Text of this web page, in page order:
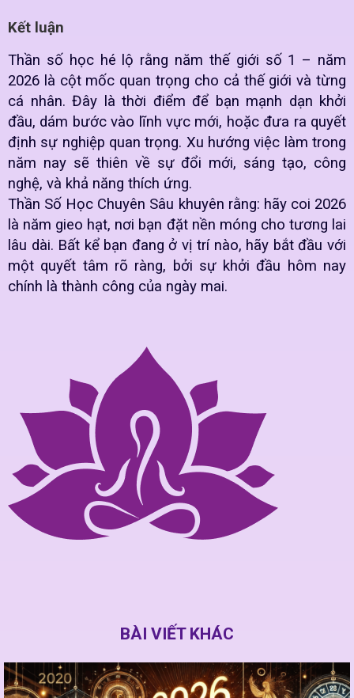
Kết luận
Thần số học hé lộ rằng năm thế giới số 1 – năm
2026 là cột mốc quan trọng cho cả thế giới và từng
cá nhân. Đây là thời điểm để bạn mạnh dạn khởi
đầu, dám bước vào lĩnh vực mới, hoặc đưa ra quyết
định sự nghiệp quan trọng. Xu hướng việc làm trong
năm nay sẽ thiên về sự đổi mới, sáng tạo, công
nghệ, và khả năng thích ứng.
Thần Số Học Chuyên Sâu khuyên rằng: hãy coi 2026
là năm gieo hạt, nơi bạn đặt nền móng cho tương lai
lâu dài. Bất kể bạn đang ở vị trí nào, hãy bắt đầu với
một quyết tâm rõ ràng, bởi sự khởi đầu hôm nay
chính là thành công của ngày mai.
BÀI VIẾT KHÁC